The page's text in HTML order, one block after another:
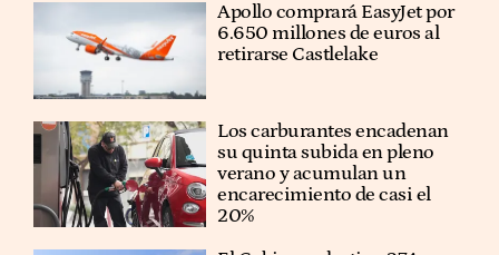
Apollo comprará EasyJet por
6.650 millones de euros al
retirarse Castlelake
Los carburantes encadenan
su quinta subida en pleno
verano y acumulan un
encarecimiento de casi el
20%